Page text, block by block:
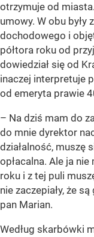
otrzymuje od
umowy. W obu były
dochodowego i
półtora roku od
dowiedział się od
inaczej interpretuje
od emeryta prawie
– Na dziś mam do
do mnie dyrektor
działalność, muszę
opłacalna. Ale ja
roku i z tej puli
nie zaczepiały, że
pan Marian.
Według skarbówki